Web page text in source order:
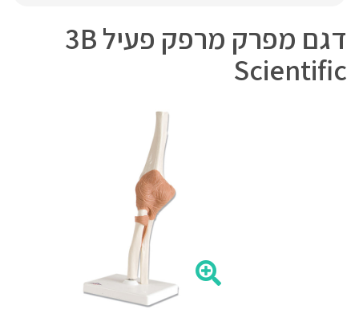
דגם מפרק מרפק פעיל 3B
Scientific